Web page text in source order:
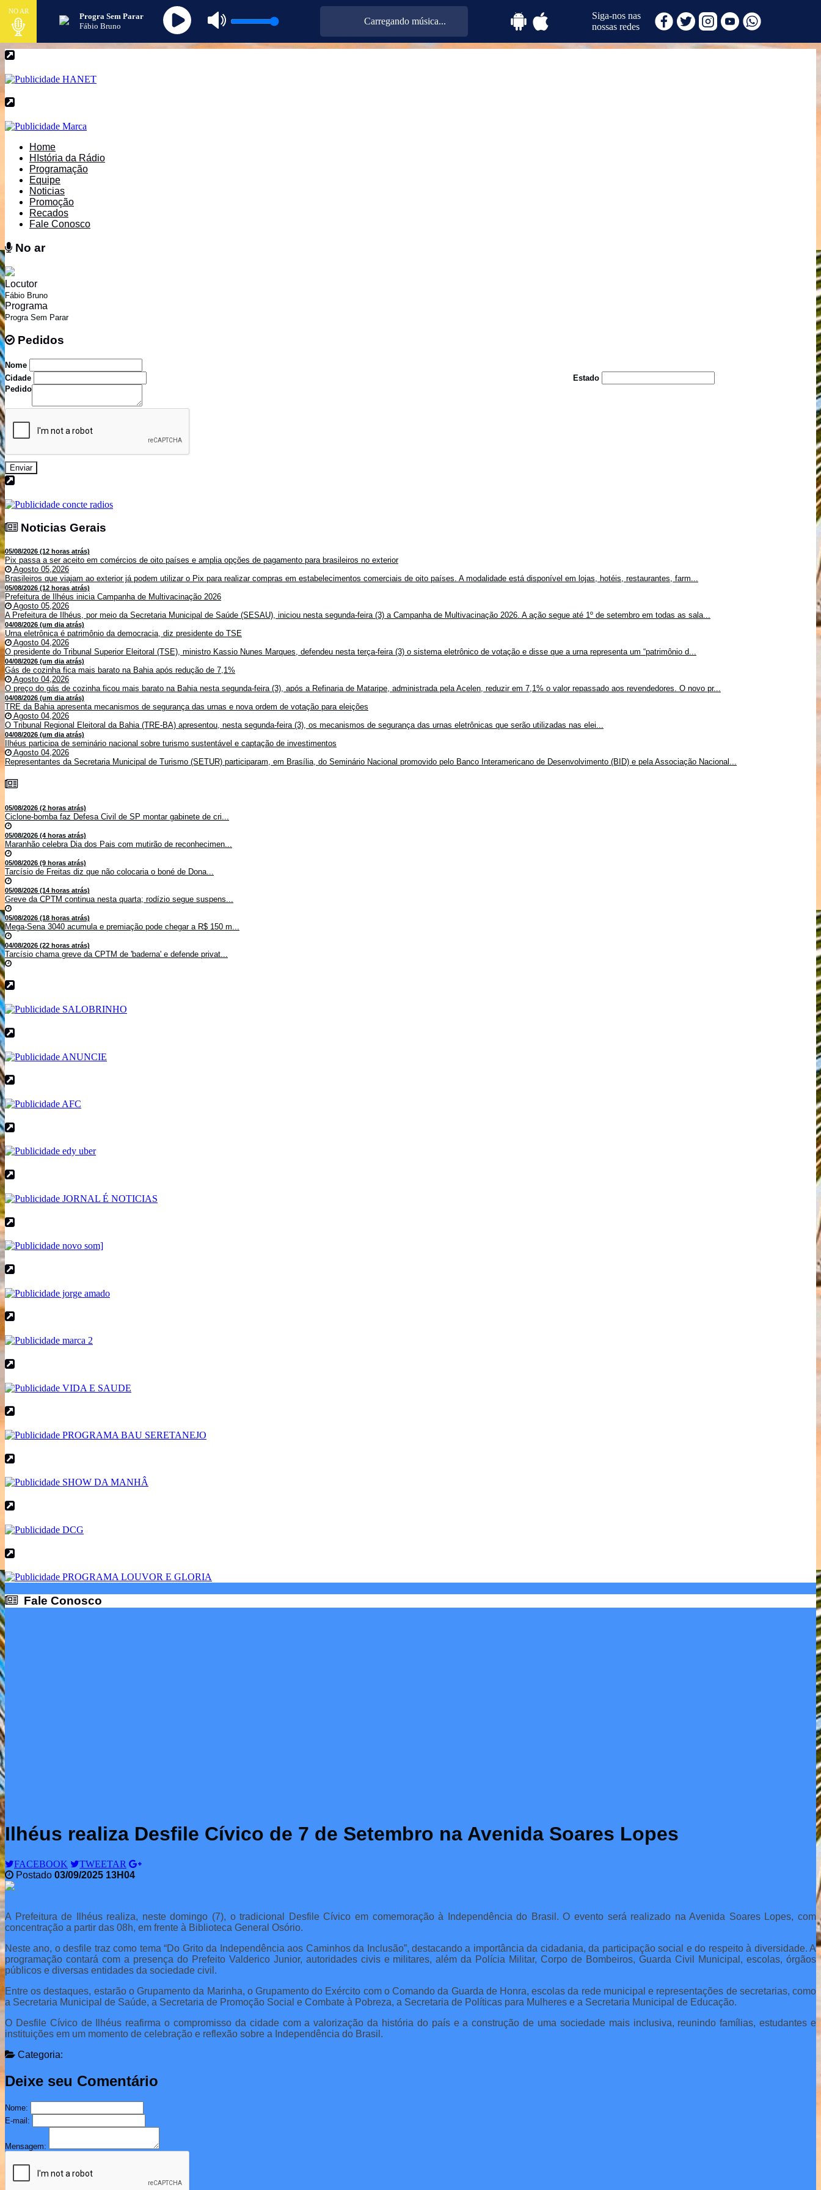
NO AR
Progra Sem Parar
Fábio Bruno
Carregando música...
Siga-nos nas
nossas redes
Home
HIstória da Rádio
Programação
Equipe
Noticias
Promoção
Recados
Fale Conosco
No ar
Locutor
Fábio Bruno
Programa
Progra Sem Parar
Pedidos
Nome
Cidade
Estado
Pedido
Enviar
Noticias Gerais
05/08/2026 (12 horas atrás)
Pix passa a ser aceito em comércios de oito países e amplia opções de pagamento para brasileiros no exterior
Agosto 05,2026
Brasileiros que viajam ao exterior já podem utilizar o Pix para realizar compras em estabelecimentos comerciais de oito países. A modalidade está disponível em lojas, hotéis, restaurantes, farm...
05/08/2026 (12 horas atrás)
Prefeitura de Ilhéus inicia Campanha de Multivacinação 2026
Agosto 05,2026
A Prefeitura de Ilhéus, por meio da Secretaria Municipal de Saúde (SESAU), iniciou nesta segunda-feira (3) a Campanha de Multivacinação 2026. A ação segue até 1º de setembro em todas as sala...
04/08/2026 (um dia atrás)
Urna eletrônica é patrimônio da democracia, diz presidente do TSE
Agosto 04,2026
O presidente do Tribunal Superior Eleitoral (TSE), ministro Kassio Nunes Marques, defendeu nesta terça-feira (3) o sistema eletrônico de votação e disse que a urna representa um “patrimônio d...
04/08/2026 (um dia atrás)
Gás de cozinha fica mais barato na Bahia após redução de 7,1%
Agosto 04,2026
O preço do gás de cozinha ficou mais barato na Bahia nesta segunda-feira (3), após a Refinaria de Mataripe, administrada pela Acelen, reduzir em 7,1% o valor repassado aos revendedores. O novo pr...
04/08/2026 (um dia atrás)
TRE da Bahia apresenta mecanismos de segurança das urnas e nova ordem de votação para eleições
Agosto 04,2026
O Tribunal Regional Eleitoral da Bahia (TRE-BA) apresentou, nesta segunda-feira (3), os mecanismos de segurança das urnas eletrônicas que serão utilizadas nas elei...
04/08/2026 (um dia atrás)
Ilhéus participa de seminário nacional sobre turismo sustentável e captação de investimentos
Agosto 04,2026
Representantes da Secretaria Municipal de Turismo (SETUR) participaram, em Brasília, do Seminário Nacional promovido pelo Banco Interamericano de Desenvolvimento (BID) e pela Associação Nacional...
05/08/2026 (2 horas atrás)
Ciclone-bomba faz Defesa Civil de SP montar gabinete de cri...
05/08/2026 (4 horas atrás)
Maranhão celebra Dia dos Pais com mutirão de reconhecimen...
05/08/2026 (9 horas atrás)
Tarcísio de Freitas diz que não colocaria o boné de Dona...
05/08/2026 (14 horas atrás)
Greve da CPTM continua nesta quarta; rodízio segue suspens...
05/08/2026 (18 horas atrás)
Mega-Sena 3040 acumula e premiação pode chegar a R$ 150 m...
04/08/2026 (22 horas atrás)
Tarcísio chama greve da CPTM de 'baderna' e defende privat...
Fale Conosco
Ilhéus realiza Desfile Cívico de 7 de Setembro na Avenida Soares Lopes
FACEBOOK
TWEETAR
Postado 03/09/2025 13H04
A Prefeitura de Ilhéus realiza, neste domingo (7), o tradicional Desfile Cívico em comemoração à Independência do Brasil. O evento será realizado na Avenida Soares Lopes, com
concentração a partir das 08h, em frente à Biblioteca General Osório.
Neste ano, o desfile traz como tema “Do Grito da Independência aos Caminhos da Inclusão”, destacando a importância da cidadania, da participação social e do respeito à diversidade. A
programação contará com a presença do Prefeito Valderico Junior, autoridades civis e militares, além da Polícia Militar, Corpo de Bombeiros, Guarda Civil Municipal, escolas, órgãos
públicos e diversas entidades da sociedade civil.
Entre os destaques, estarão o Grupamento da Marinha, o Grupamento do Exército com o Comando da Guarda de Honra, escolas da rede municipal e representações de secretarias, como
a Secretaria Municipal de Saúde, a Secretaria de Promoção Social e Combate à Pobreza, a Secretaria de Políticas para Mulheres e a Secretaria Municipal de Educação.
O Desfile Cívico de Ilhéus reafirma o compromisso da cidade com a valorização da história do país e a construção de uma sociedade mais inclusiva, reunindo famílias, estudantes e
instituições em um momento de celebração e reflexão sobre a Independência do Brasil.
Categoria:
Deixe seu Comentário
Nome:
E-mail:
Mensagem: